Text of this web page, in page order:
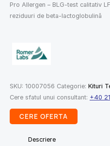
Pro Allergen – BLG-test calitativ
reziduuri de beta-lactoglobulină
SKU: 10007056 Categorie: Kituri
Cere sfatul unui consultant: +40
CERE OFERTA
Descriere